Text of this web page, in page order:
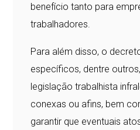
benefício tanto para
trabalhadores.
Para além disso, o
específicos, dentre
legislação trabalhista
conexas ou afins, bem
garantir que eventuais